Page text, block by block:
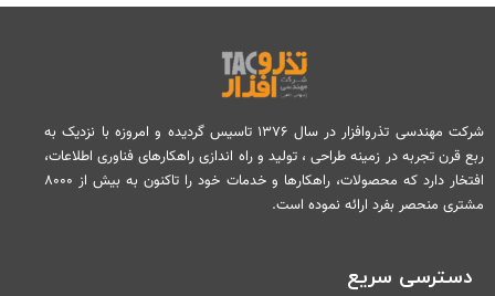
تماس با ما
شرکت مهندسی تذروافزار در سال ۱۳۷۶ تاسیس گردیده و امروزه با نزدیک به
ربع قرن تجربه در زمینه طراحی ، تولید و راه اندازی راهکارهای فناوری اطلاعات،
افتخار دارد که محصولات، راهکارها و خدمات خود را تاکنون به بیش از ۸۰۰۰
مشتری منحصر بفرد ارائه نموده است.
دسترسی سریع